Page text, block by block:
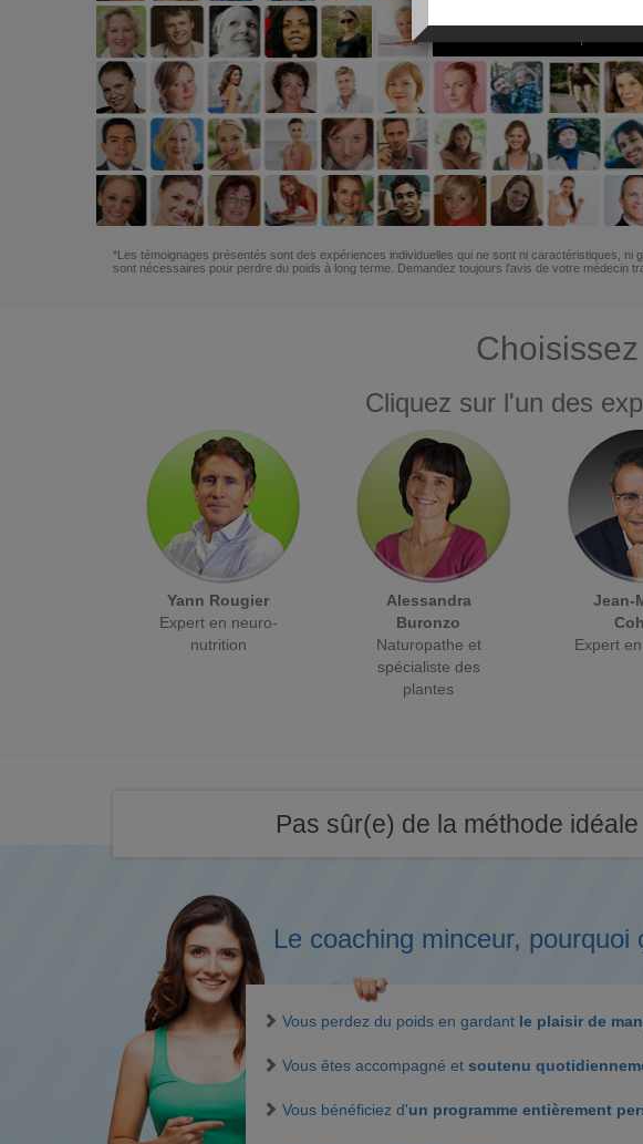
*Les témoignages présentés sont des expériences individuelles qui ne sont ni caractéristiques,
sont nécessaires pour perdre du poids à long terme. Demandez toujours l'avis de votre médecin
Cliquez sur l'un des
Yann Rougier
Expert en neuro-
nutrition
Alessandra
Buronzo
Naturopathe et
spécialiste des
plantes
Jean-
Expert
Pas sûr(e) de la méthode
Le coaching minceur, pourquoi
Vous perdez du poids en gardant le plaisir de
Vous êtes accompagné et soutenu
Vous bénéficiez d'un programme entièrement